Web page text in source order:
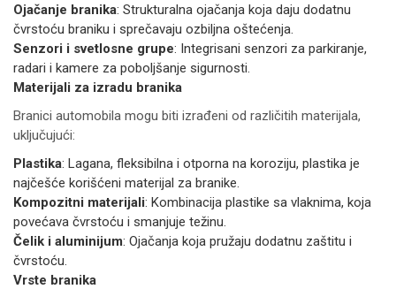
Ojačanje branika: Strukturalna ojačanja koja daju dodatnu
čvrstoću braniku i sprečavaju ozbiljna oštećenja.
Senzori i svetlosne grupe: Integrisani senzori za parkiranje,
radari i kamere za poboljšanje sigurnosti.
Materijali za izradu branika
Branici automobila mogu biti izrađeni od različitih materijala,
uključujući:
Plastika: Lagana, fleksibilna i otporna na koroziju, plastika je
najčešće korišćeni materijal za branike.
Kompozitni materijali: Kombinacija plastike sa vlaknima, koja
povećava čvrstoću i smanjuje težinu.
Čelik i aluminijum: Ojačanja koja pružaju dodatnu zaštitu i
čvrstoću.
Vrste branika